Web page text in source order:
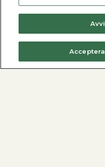
Fjärrvärmecentraler